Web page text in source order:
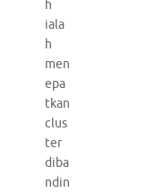
h
iala
h
men
epa
tkan
clus
ter
diba
ndin